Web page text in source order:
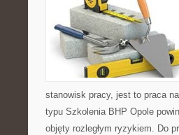
stanowisk pracy, jest to praca
typu Szkolenia BHP Opole
objęty rozległym ryzykiem. Do